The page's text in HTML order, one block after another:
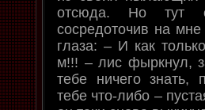
отсюда. Но тут
сосредоточив на
глаза: – И как
м!!! – лис фыркнул,
тебе ничего знать,
тебе что-либо –